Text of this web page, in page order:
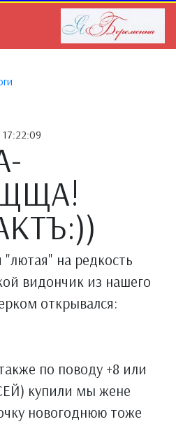
на редкость
видончик из нашего
открывался:
по поводу +8 или
купили мы жене
новогоднюю тоже